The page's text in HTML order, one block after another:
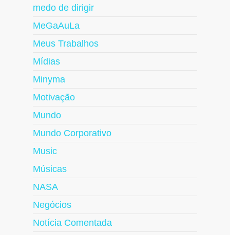
medo de dirigir
MeGaAuLa
Meus Trabalhos
Mídias
Minyma
Motivação
Mundo
Mundo Corporativo
Music
Músicas
NASA
Negócios
Notícia Comentada